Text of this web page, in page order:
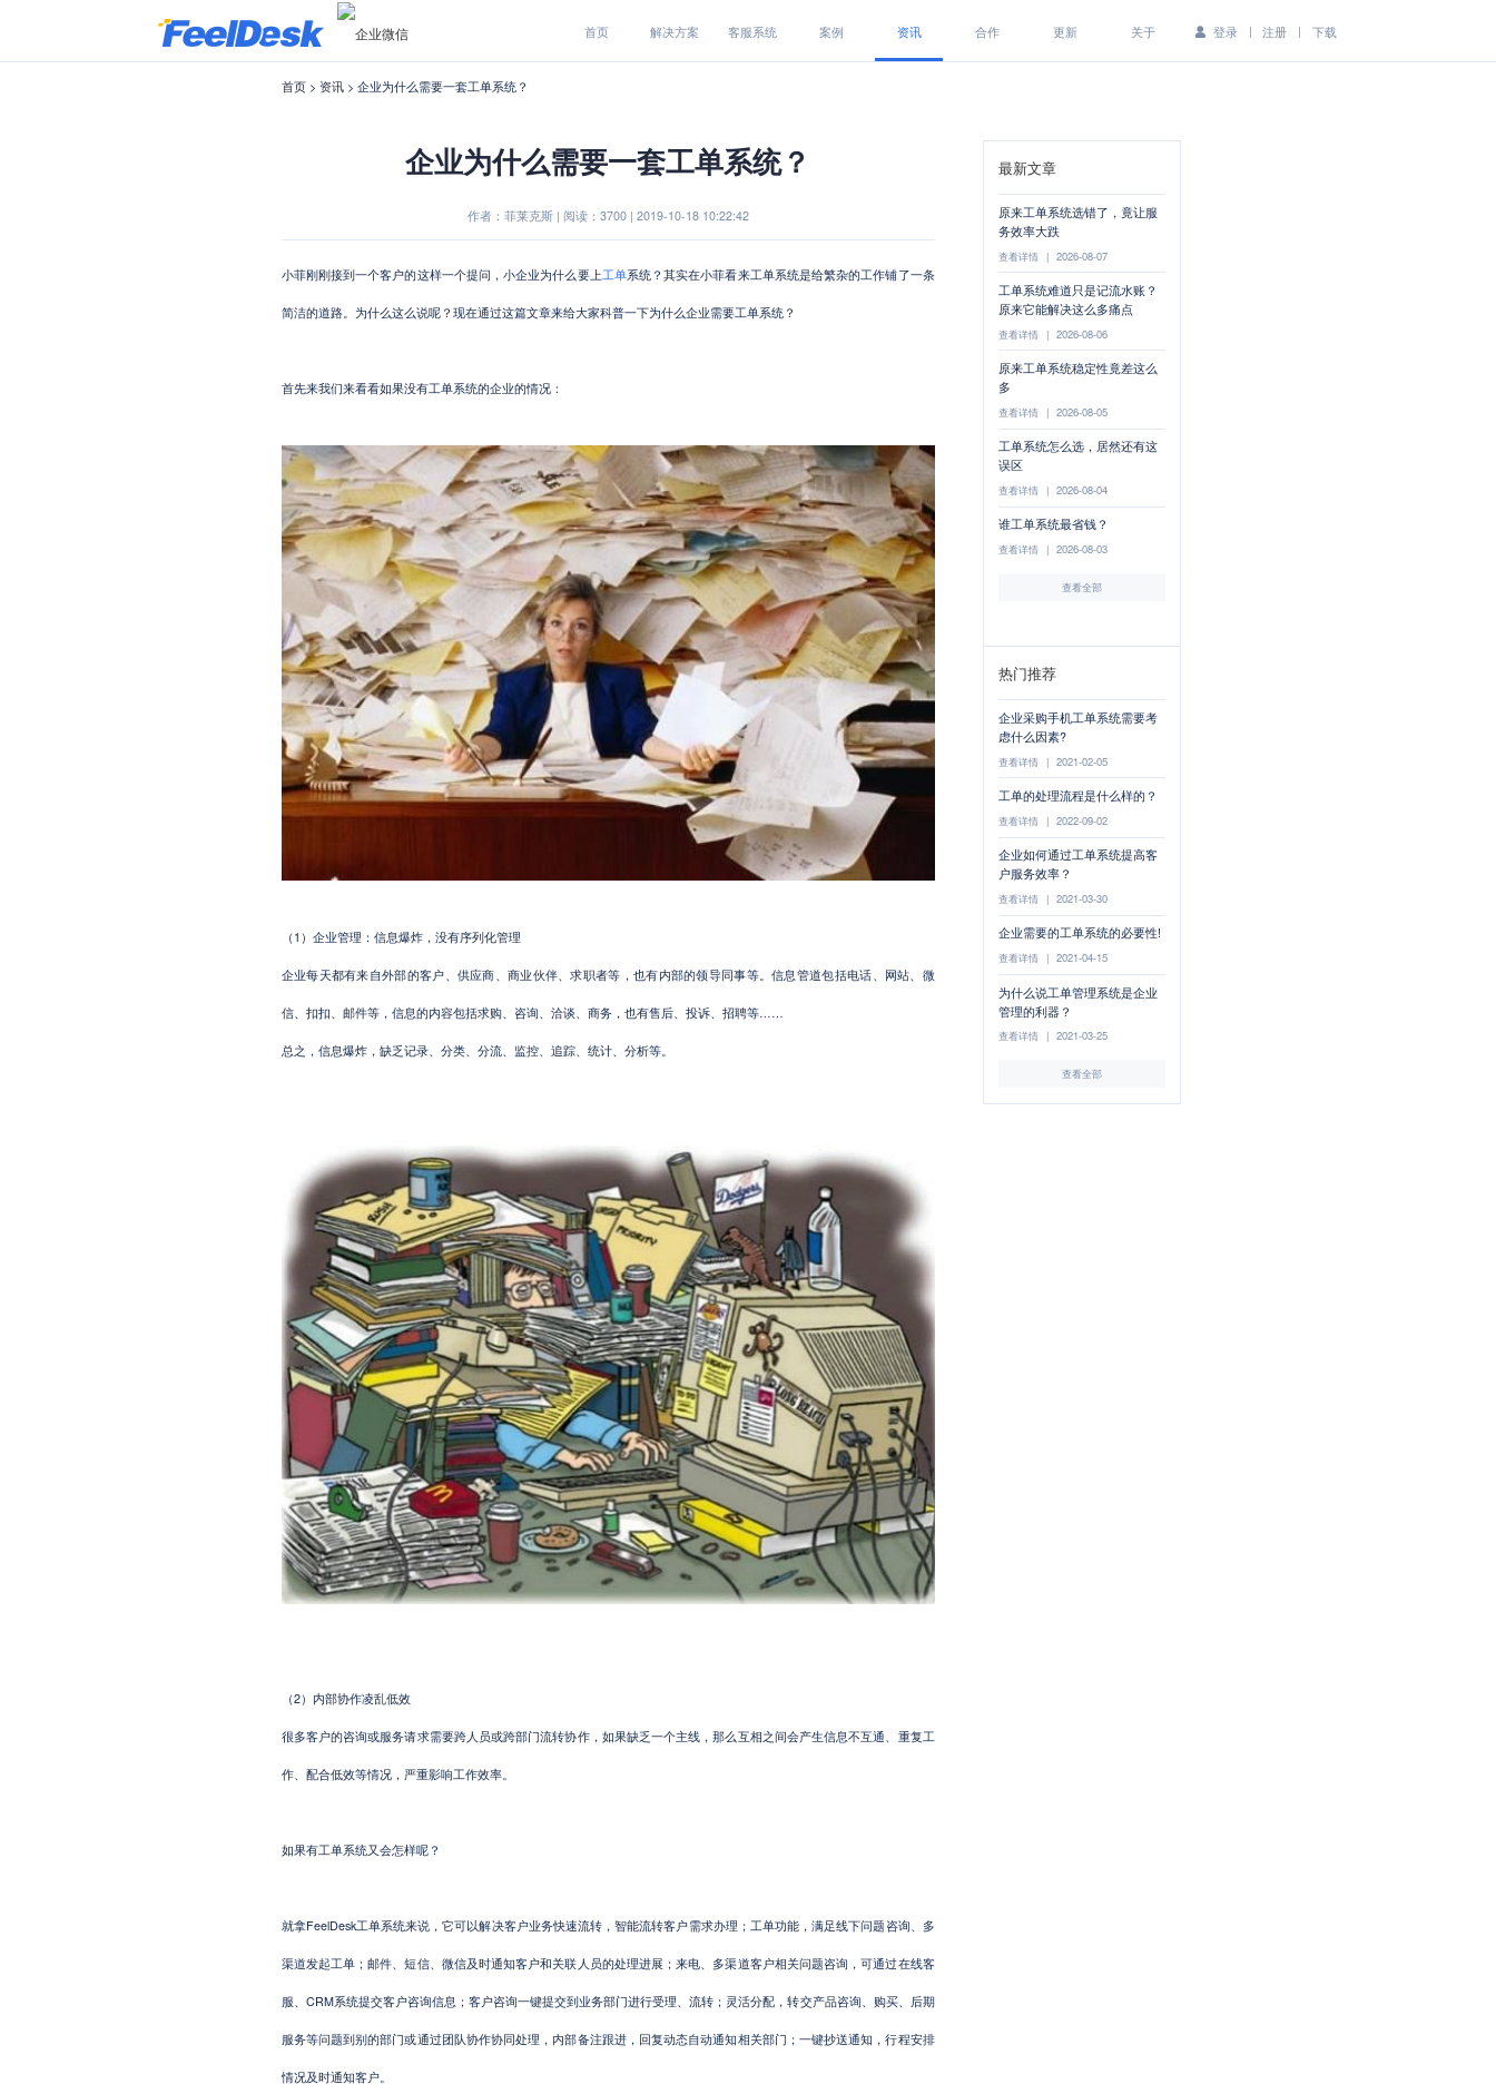
首页 解决方案 客服系统 案例 资讯 合作 更新 关于 登录 | 注册 | 下载
首页> 资讯> 企业为什么需要一套工单系统？
企业为什么需要一套工单系统？
作者：菲莱克斯 | 阅读：3700 | 2019-10-18 10:22:42
小菲刚刚接到一个客户的这样一个提问，小企业为什么要上工单系统？其实在小菲看来工单系统是给繁杂的工作铺了一条
简洁的道路。为什么这么说呢？ 现在通过这篇文章来给大家科普一下为什么企业需要工单系统？
首先来我们来看看如果没有工单系统的企业的情况：
（ 1 ）企业管理：信息爆炸，没有序列化管理
企业每天都有来自外部的客户、供应商、商业伙伴、求职者等，也有内部的领导同事等。信息管道包括电话、网站、微
信、扣扣、邮件等，信息的内容包括求购、咨询、洽谈、商务，也有售后、投诉、招聘等……
总之，信息爆炸，缺乏记录、分类、分流、监控、追踪、统计、分析等。
（2）内部协作凌乱低效
很多客户的咨询或服务请求需要跨人员或跨部门流转协作，如果缺乏一个主线，那么互相之间会产生信息不互通、重复工
作、配合低效等情况，严重影响工作效率。
如果有工单系统又会怎样呢？
就拿FeelDesk工单系统来说，它可以解决客户业务快速流转，智能流转客户需求办理；工单功能，满足线下问题咨询、多
渠道发起工单；邮件、短信、微信及时通知客户和关联人员的处理进展；来电、多渠道客户相关问题咨询，可通过在线客
服、 CRM系统提交客户咨询信息；客户咨询一键提交到业务部门进行受理、流转；灵活分配，转交产品咨询、购买、后期
服务等问题到别的部门或通过团队协作协同处理，内部备注跟进，回复动态自动通知相关部门；一键抄送通知，行程安排
情况及时通知客户。
最新文章
原来工单系统选错了，竟让服
务效率大跌
查看详情 | 2026-08-07
工单系统难道只是记流水账？
原来它能解决这么多痛点
查看详情 | 2026-08-06
原来工单系统稳定性竟差这么
多
查看详情 | 2026-08-05
工单系统怎么选，居然还有这
误区
查看详情 | 2026-08-04
谁工单系统最省钱？
查看详情 | 2026-08-03
查看全部
热门推荐
企业采购手机工单系统需要考
虑什么因素?
查看详情 | 2021-02-05
工单的处理流程是什么样的？
查看详情 | 2022-09-02
企业如何通过工单系统提高客
户服务效率？
查看详情 | 2021-03-30
企业需要的工单系统的必要性!
查看详情 | 2021-04-15
为什么说工单管理系统是企业
管理的利器？
查看详情 | 2021-03-25
查看全部